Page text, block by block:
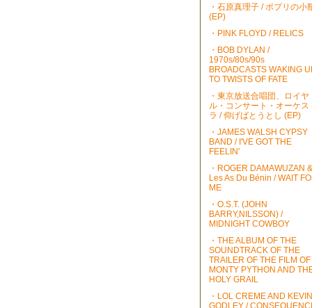
・石原真理子 / ポプリの小
(EP)
・PINK FLOYD / RELICS
・BOB DYLAN /
1970s/80s/90s
BROADCASTS WAKING
TO TWISTS OF FATE
・東京放送合唱団、ロイヤ
ル・コンサート・オーケス
ラ / 仰げばとうとし (EP)
・JAMES WALSH CYPSY
BAND / I'VE GOT THE
FEELIN'
・ROGER DAMAWUZAN &
Les As Du Bénin / WAIT
ME
・O.S.T. (JOHN
BARRY,NILSSON) /
MIDNIGHT COWBOY
・THE ALBUM OF THE
SOUNDTRACK OF THE
TRAILER OF THE FILM OF
MONTY PYTHON AND
HOLY GRAIL
・LOL CREME AND KEVIN
GODLEY /